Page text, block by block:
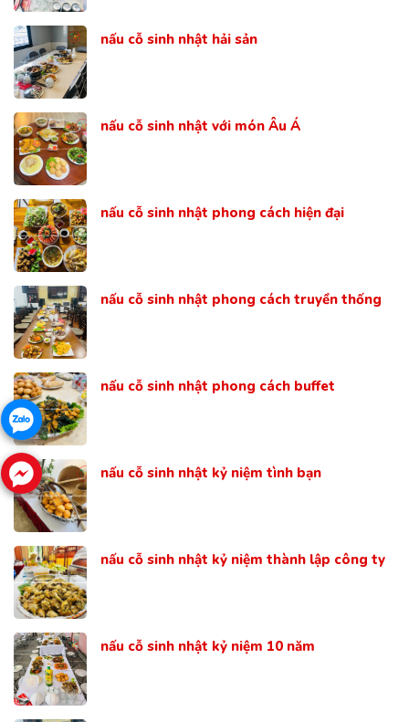
nấu cỗ sinh nhật hải sản
nấu cỗ sinh nhật với món Âu Á
nấu cỗ sinh nhật phong cách hiện đại
nấu cỗ sinh nhật phong cách truyền thống
nấu cỗ sinh nhật phong cách buffet
nấu cỗ sinh nhật kỷ niệm tình bạn
nấu cỗ sinh nhật kỷ niệm thành lập công ty
nấu cỗ sinh nhật kỷ niệm 10 năm